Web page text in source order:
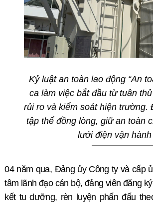
Kỷ luật an toàn lao động “An
ca làm việc bắt đầu từ tuân
rủi ro và kiểm soát hiện trường.
tập thể đồng lòng, giữ an toàn
lưới điện vận hành
04 năm qua, Đảng ủy Công tyvà cấp
tâm lãnh đạo cán bộ, đảng viên đăng
kết tu dưỡng, rèn luyện phấn đấu